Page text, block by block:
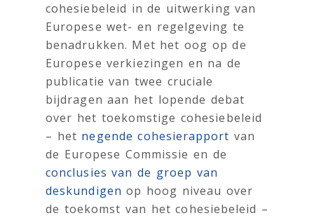
cohesiebeleid in de uitwerking van
Europese wet- en regelgeving te
benadrukken. Met het oog op de
Europese verkiezingen en na de
publicatie van twee cruciale
bijdragen aan het lopende debat
over het toekomstige cohesiebeleid
– het negende cohesierapport van
de Europese Commissie en de
conclusies van de groep van
deskundigen op hoog niveau over
de toekomst van het cohesiebeleid –